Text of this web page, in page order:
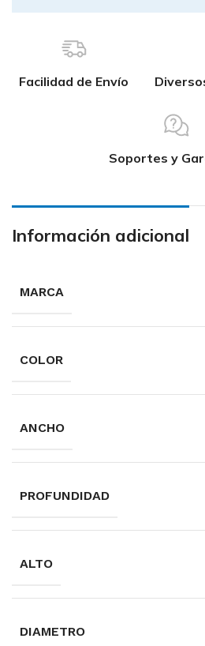
Facilidad de Envío
Soportes y
Información adicional
MARCA
COLOR
ANCHO
PROFUNDIDAD
ALTO
DIAMETRO